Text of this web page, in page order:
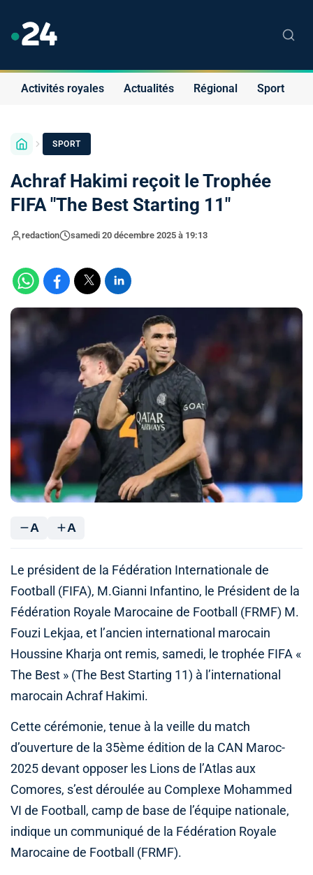
Activités royales Actualités Régional Sport
SPORT
Achraf Hakimi reçoit le Trophée
FIFA "The Best Starting 11"
redaction samedi 20 décembre 2025 à 19:13
A A
Le président de la Fédération Internationale de
Football (FIFA), M.Gianni Infantino, le Président de la
Fédération Royale Marocaine de Football (FRMF) M.
Fouzi Lekjaa, et l’ancien international marocain
Houssine Kharja ont remis, samedi, le trophée FIFA «
The Best » (The Best Starting 11) à l’international
marocain Achraf Hakimi.
Cette cérémonie, tenue à la veille du match
d’ouverture de la 35ème édition de la CAN Maroc-
2025 devant opposer les Lions de l’Atlas aux
Comores, s’est déroulée au Complexe Mohammed
VI de Football, camp de base de l’équipe nationale,
indique un communiqué de la Fédération Royale
Marocaine de Football (FRMF).